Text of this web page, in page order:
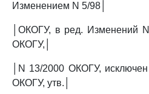
Изменением N 5/98│
│ОКОГУ, в ред. Изменений
ОКОГУ,│
│N 13/2000 ОКОГУ,
ОКОГУ, утв.│